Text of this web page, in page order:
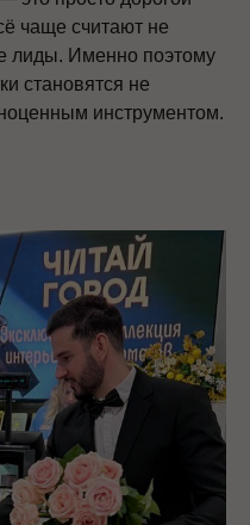
чаще считают не
лиды. Именно поэтому
становятся не
инструментом.